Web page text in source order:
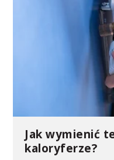
Jak wymienić
kaloryferze?